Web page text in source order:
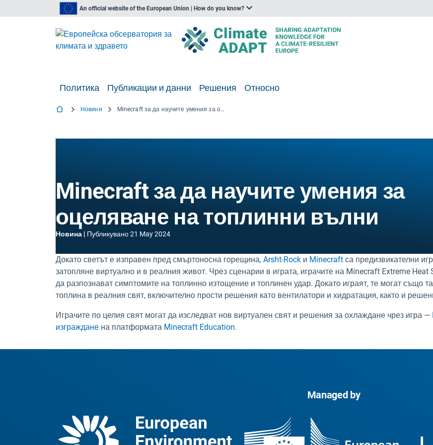
An official website of the European Union | How do you know?
Политика Публикации и данни Решения Относно
Новини Minecraft за да научите умения за оцеляване на топлинни вълни
Minecraft за да научите умения за
оцеляване на топлинни вълни
Новина Публикувано21 May 2024
Докато светът е изправен пред смъртоносна горещина, Arsht-Rock и Minecraft са предизвикателни
затопляне виртуално и в реалния живот. Чрез сценарии в играта, играчите на Minecraft Extreme
да разпознават симптомите на топлинно изтощение и топлинен удар. Докато играят, те могат също
топлина в реалния свят, включително прости решения като вентилатори и хидратация, както и
Играчите по целия свят могат да изследват нов виртуален свят и решения за охлаждане чрез игра —
изграждане на платформата Minecraft Education.
Managed by